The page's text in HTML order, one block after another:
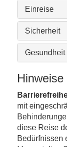
Einreise
Sicherheit
Gesundheit
Hinweise
mit
diese Reise
Bedürfnissen